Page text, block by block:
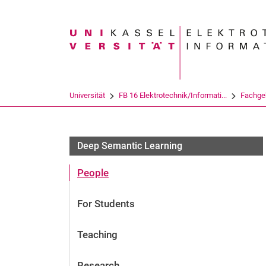
Suchbegriff
Universität FB 16 Elektrotechnik/Informati...
Deep Semantic Learning
People
For Students
Teaching